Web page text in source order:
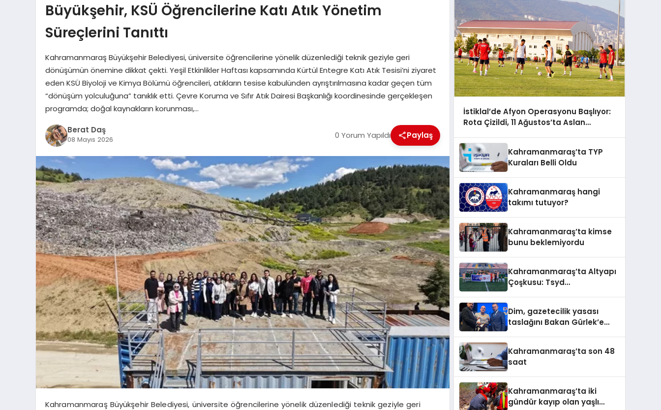
Büyükşehir, KSÜ Öğrencilerine Katı Atık Yönetim
Süreçlerini Tanıttı
Kahramanmaraş Büyükşehir Belediyesi, üniversite öğrencilerine yönelik düzenlediği teknik geziyle geri
dönüşümün önemine dikkat çekti. Yeşil Etkinlikler Haftası kapsamında Kürtül Entegre Katı Atık Tesisi’ni ziyaret
eden KSÜ Biyoloji ve Kimya Bölümü öğrencileri, atıkların tesise kabulünden ayrıştırılmasına kadar geçen tüm
“dönüşüm yolculuğuna” tanıklık etti. Çevre Koruma ve Sıfır Atık Dairesi Başkanlığı koordinesinde gerçekleşen
programda; doğal kaynakların korunması,…
Berat Daş
08 Mayıs 2026 0 Yorum Yapıldı Paylaş
Kahramanmaraş Büyükşehir Belediyesi, üniversite öğrencilerine yönelik düzenlediği teknik geziyle geri
İstiklal’de Afyon Operasyonu Başlıyor:
Rota Çizildi, 11 Ağustos’ta Aslan
Kahramanmaraş’ta TYP
Kuraları Belli Oldu
Kahramanmaraş hangi
takımı tutuyor?
Kahramanmaraş’ta kimse
bunu beklemiyordu
Kahramanmaraş’ta Altyapı
Çoşkusu: Tsyd
Dim, gazetecilik yasası
taslağını Bakan Gürlek’e
Kahramanmaraş’ta son 48
saat
Kahramanmaraş’ta iki
gündür kayıp olan yaşlı